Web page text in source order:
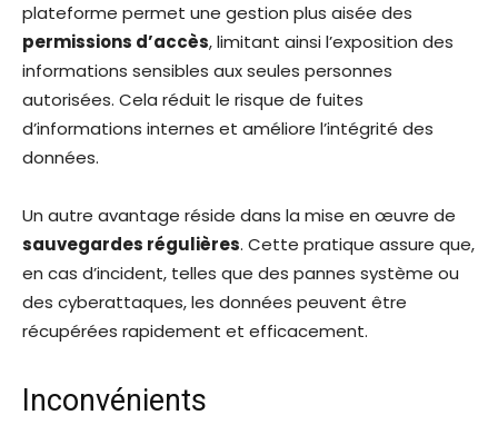
plateforme permet une gestion plus aisée des
permissions d’accès, limitant ainsi l’exposition des
informations sensibles aux seules personnes
autorisées. Cela réduit le risque de fuites
d’informations internes et améliore l’intégrité des
données.
Un autre avantage réside dans la mise en œuvre de
sauvegardes régulières. Cette pratique assure que,
en cas d’incident, telles que des pannes système ou
des cyberattaques, les données peuvent être
récupérées rapidement et efficacement.
Inconvénients